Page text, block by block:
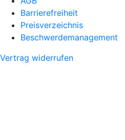
Barrierefreiheit
Preisverzeichnis
Beschwerdemanagement
Vertrag widerrufen